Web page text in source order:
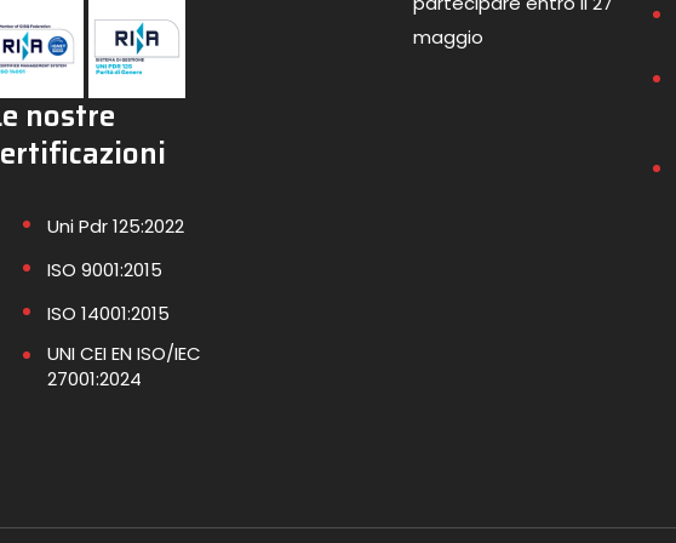
nostre
Uni Pdr 125:2022
ISO 9001:2015
ISO 14001:2015
UNI CEI EN ISO/IEC
27001:2024
maggio